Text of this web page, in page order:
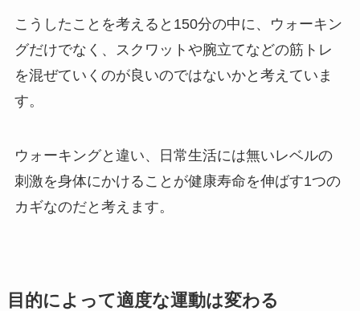
こうしたことを考えると150分の中に、ウォーキン
グだけでなく、スクワットや腕立てなどの筋トレ
を混ぜていくのが良いのではないかと考えていま
す。
ウォーキングと違い、日常生活には無いレベルの
刺激を身体にかけることが健康寿命を伸ばす1つの
カギなのだと考えます。
目的によって適度な運動は変わる